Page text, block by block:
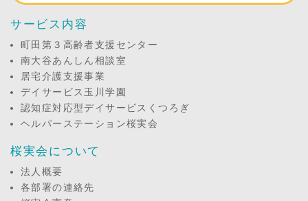
サービス内容
町田第３高齢者支援センター
南大谷あんしん相談室
居宅介護支援事業
デイサービス玉川学園
認知症対応型デイサービスくつろぎ
ヘルパーステーション桜実会
桜実会について
法人概要
各部署の連絡先